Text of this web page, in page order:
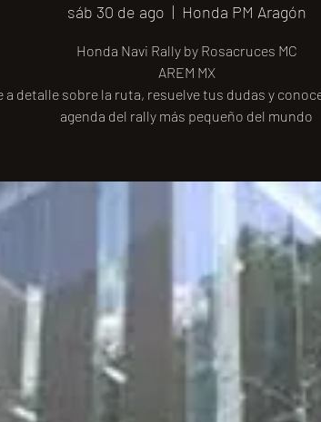
sáb 30 de ago
  |
Honda PM Aragón
Honda Navi Rally by Rosacruces MC
AREM MX
a detalle sobre la ruta, resuelve tus dudas y
agenda del rally más pequeño del mundo